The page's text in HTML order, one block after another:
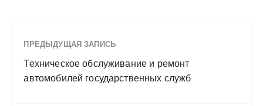
ПРЕДЫДУЩАЯ ЗАПИСЬ
Техническое обслуживание и ремонт
автомобилей государственных служб